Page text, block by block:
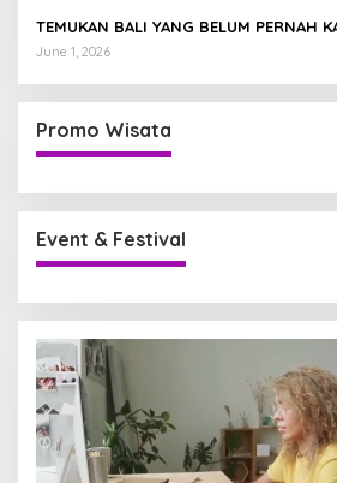
TEMUKAN BALI YANG BELUM PERNAH
June 1, 2026
Promo Wisata
Event & Festival